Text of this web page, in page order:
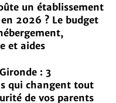
un établissement
2026 ? Le budget
et aides
: 3
qui changent tout
de vos parents